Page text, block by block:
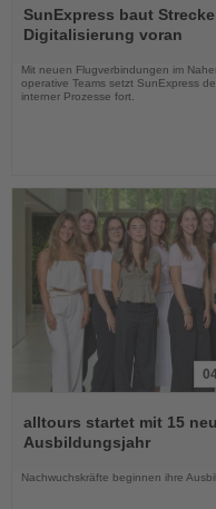
Sie
die
Nachrichten
SunExpress baut
Digitalisierung voran
Mit neuen Flugverbindungen im
operative Teams setzt SunExpress
interner Prozesse fort.
Sie
die
alltours startet mit 15
Ausbildungsjahr
Nachwuchskräfte beginnen ihre